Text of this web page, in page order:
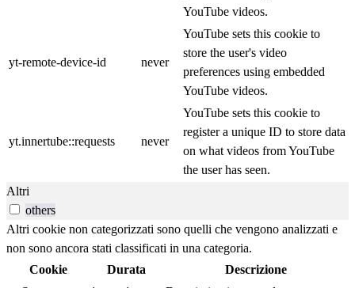
YouTube videos.
yt-remote-device-id never
YouTube sets this cookie to
store the user's video
preferences using embedded
YouTube videos.
yt.innertube::requests never
YouTube sets this cookie to
register a unique ID to store data
on what videos from YouTube
the user has seen.
Altri
others
Altri cookie non categorizzati sono quelli che vengono analizzati e
non sono ancora stati classificati in una categoria.
Cookie
Durata
Descrizione